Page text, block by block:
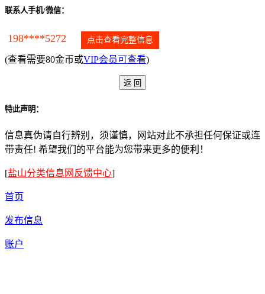
联系人手机/微信：
198****5272 点击查看完整信息
(查看需要80金币或VIP会员可查看)
特此声明：
信息真伪请自行辨别，须谨慎，网站对此不承担任何保证或连
带责任! 希望我们的平台能为您带来更多的便利！
[盐山分类信息网反馈中心]
首页
发布信息
账户